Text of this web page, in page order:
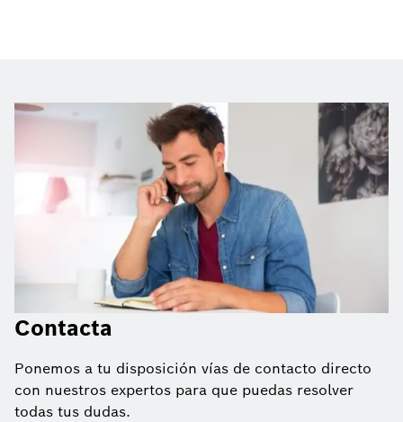
Contacta
Ponemos a tu disposición vías de contacto directo
con nuestros expertos para que puedas resolver
todas tus dudas.